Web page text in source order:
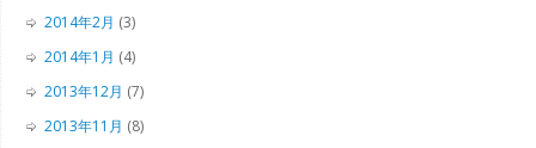
2014年2月 (3)
2014年1月 (4)
2013年12月 (7)
2013年11月 (8)